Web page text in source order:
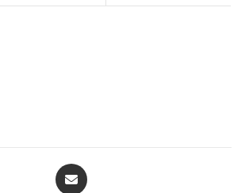
Opens
in